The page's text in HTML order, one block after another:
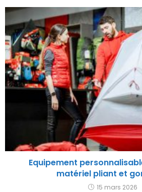
Equipement
matériel pliant et
15 mars 2026